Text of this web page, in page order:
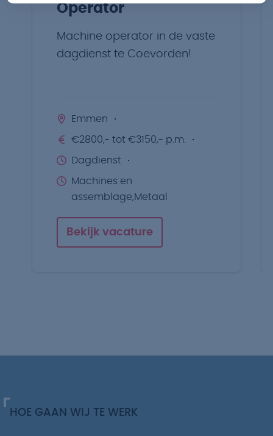
Operator
Machine operator in de vaste
dagdienst te Coevorden!
Emmen
€2800,- tot €3150,- p.m.
Dagdienst
Machines en
assemblage,Metaal
Bekijk vacature
HOE GAAN WIJ TE WERK